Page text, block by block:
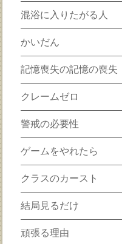
混浴に入りたがる人
かいだん
記憶喪失の記憶の喪失
クレームゼロ
警戒の必要性
ゲームをやれたら
クラスのカースト
結局見るだけ
頑張る理由